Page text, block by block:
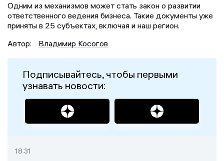
Одним из механизмов может стать закон о развитии
ответственного ведения бизнеса. Такие документы уже
приняты в 25 субъектах, включая и наш регион.
Автор:
Владимир Косогов
Подписывайтесь, чтобы первыми
узнавать новости:
18:31